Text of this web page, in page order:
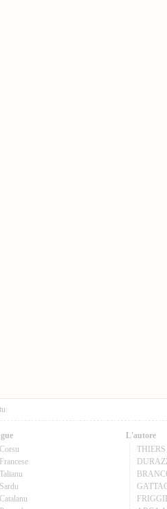
Corsu
Francese
Talianu
Sardu
Catalanu
L'autore
THIERS